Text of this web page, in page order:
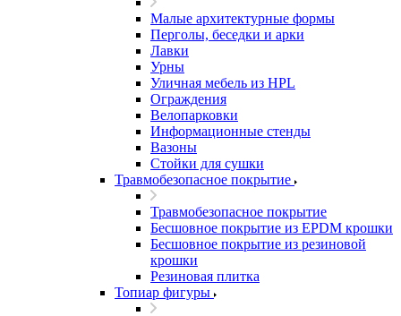
Малые архитектурные формы
Перголы, беседки и арки
Лавки
Урны
Уличная мебель из HPL
Ограждения
Велопарковки
Информационные стенды
Вазоны
Стойки для сушки
Травмобезопасное покрытие
Травмобезопасное покрытие
Бесшовное покрытие из EPDM крошки
Бесшовное покрытие из резиновой
крошки
Резиновая плитка
Топиар фигуры